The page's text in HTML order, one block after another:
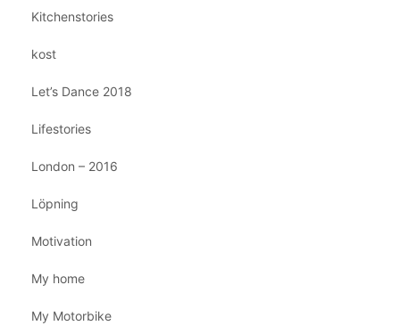
Kitchenstories
kost
Let’s Dance 2018
Lifestories
London – 2016
Löpning
Motivation
My home
My Motorbike